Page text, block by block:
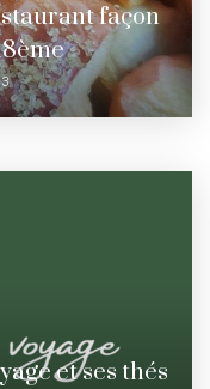
façon
et ses thés